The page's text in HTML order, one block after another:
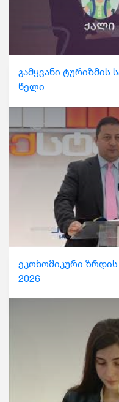
გამყვანი ტურიზმის
წელი
ეკონომიკური ზრდის
2026